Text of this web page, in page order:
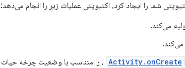
شما را ایجاد کرد، اکتیویتی عملیات زیر را انجام می‌دهد:
می‌کند.
می‌کند.
Activity.onCreate ، را متناسب با وضعیت چرخه حیات